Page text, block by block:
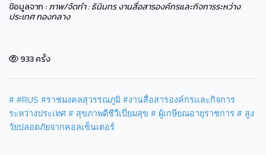
ข้อมูลจาก :ภาพ/จัดทำ : ธินินทร งานสื่อสารองค์กรและกิจการระหว่าง
ประเทศ กองกลาง
933 ครั้ง
# #RUS #ราชมงคลสุวรรณภูมิ #งานสื่อสารองค์กรเเละกิจการ
ระหว่างประเทศ # สุขภาพดีชีวีเปี่ยมสุข # ผู้เกษียณอายุราชการ # สูง
วัยปลอดภัยจากคอลเซ็นเตอร์